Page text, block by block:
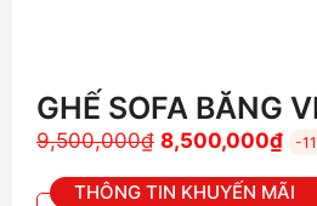
GHẾ SOFA BĂNG
9,500,000₫ Giá
là:
8,500,000₫Giá
tại
-
THÔNG TIN KHUYẾN MÃI